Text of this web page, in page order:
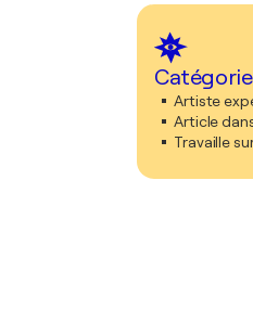
Artiste
Article
Travaille